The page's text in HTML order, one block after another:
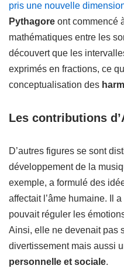
pris une nouvelle
Pythagore ont commencé
mathématiques entre les
découvert que les
exprimés en fractions, ce
conceptualisation des
Les contributions
D’autres figures se sont
développement de la
exemple, a formulé des
affectait l’âme humaine. Il
pouvait réguler les
Ainsi, elle ne devenait pas
divertissement mais aussi
personnelle et sociale.